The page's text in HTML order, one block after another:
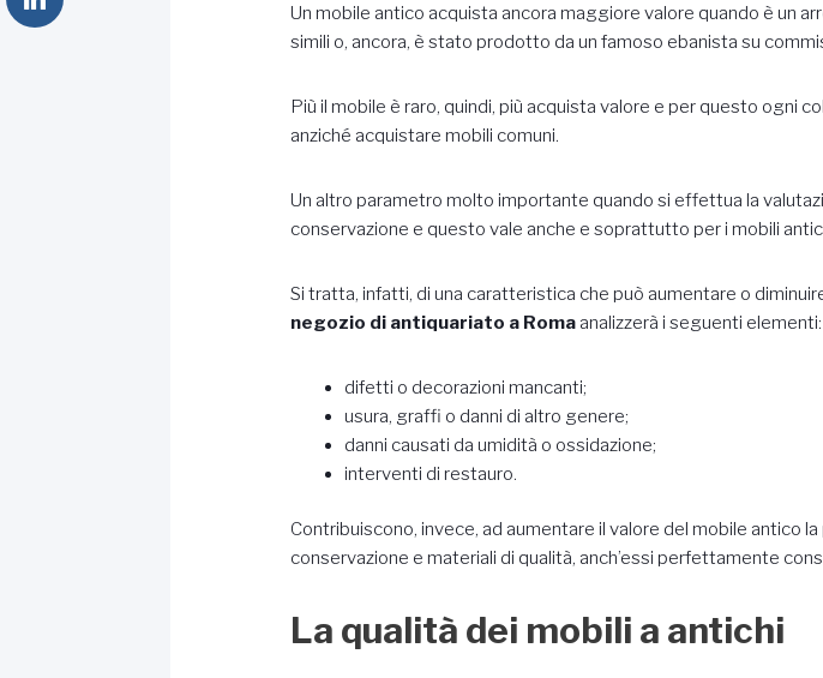
Un mobile antico acquista ancora maggiore valore quando è un
simili o, ancora, è stato prodotto da un famoso ebanista su
Più il mobile è raro, quindi, più acquista valore e per questo ogni
anziché acquistare mobili comuni.
Un altro parametro molto importante quando si effettua la
conservazione e questo vale anche e soprattutto per i mobili
Si tratta, infatti, di una caratteristica che può aumentare o
negozio di antiquariato a Roma analizzerà i seguenti elementi:
difetti o decorazioni mancanti;
usura, graffi o danni di altro genere;
danni causati da umidità o ossidazione;
interventi di restauro.
Contribuiscono, invece, ad aumentare il valore del mobile antico
conservazione e materiali di qualità, anch’essi perfettamente
La qualità dei mobili a antichi